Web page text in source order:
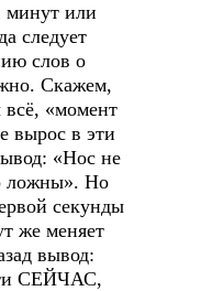
минут или
следует
слов о
Скажем,
«момент
вырос в эти
«Нос не
ложны». Но
секунды
же меняет
вывод:
СЕЙЧАС,